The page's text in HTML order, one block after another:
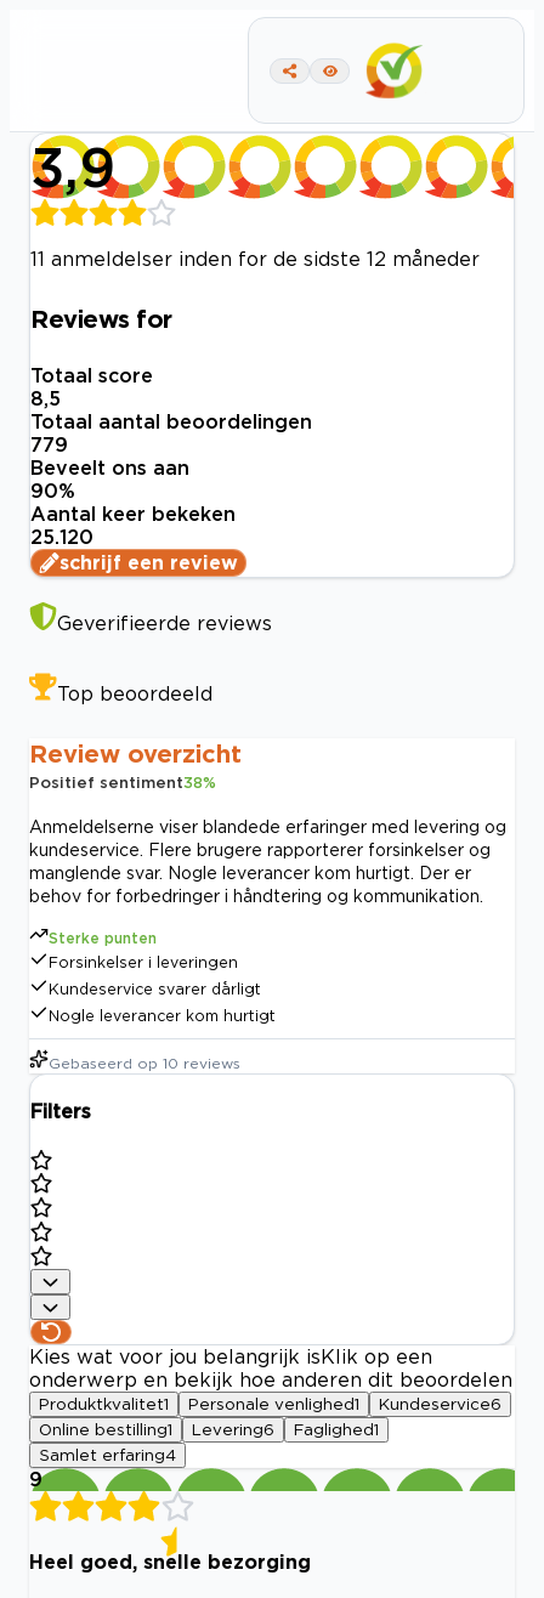
3,9
11 anmeldelser inden for de sidste 12 måneder
Reviews for
Totaal score
8,5
Totaal aantal beoordelingen
779
Beveelt ons aan
90%
Aantal keer bekeken
25.120
schrijf een review
Geverifieerde reviews
Top beoordeeld
Review overzicht
Positief sentiment38%
Anmeldelserne viser blandede erfaringer med levering og
kundeservice. Flere brugere rapporterer forsinkelser og
manglende svar. Nogle leverancer kom hurtigt. Der er
behov for forbedringer i håndtering og kommunikation.
Sterke punten
Forsinkelser i leveringen
Kundeservice svarer dårligt
Nogle leverancer kom hurtigt
Gebaseerd op 10 reviews
Filters
Kies wat voor jou belangrijk is Klik op een
onderwerp en bekijk hoe anderen dit beoordelen
Produktkvalitet1 Personale venlighed1 Kundeservice6
Online bestilling1 Levering6 Faglighed1
Samlet erfaring4
9
Heel goed, snelle bezorging